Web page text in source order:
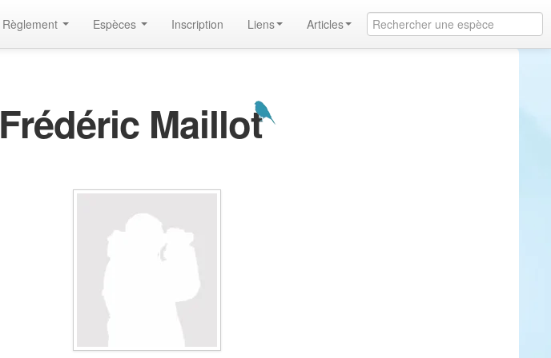
Règlement Espèces Inscription Liens Articles
Frédéric Maillot